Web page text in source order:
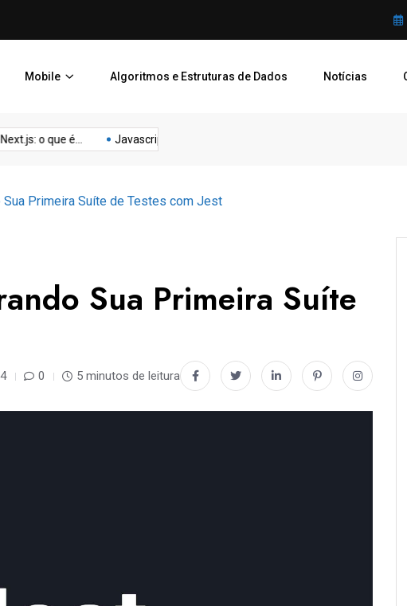
O que é Expo: conheça o framework
Mobile Algoritmos e Estruturas de Dados Notícias
o que é... Javascript filter(): Como Usar...
Sua Primeira Suíte de Testes com Jest
Sua Primeira Suíte
0 5 minutos de leitura